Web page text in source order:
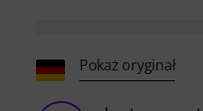
Pokaż oryginał